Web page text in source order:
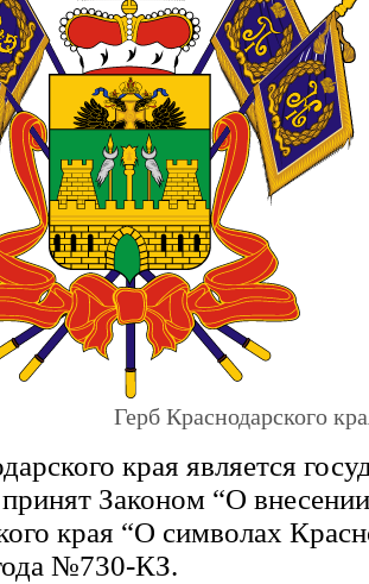
Герб Краснодарского
края является
Законом “О
края “О символах
№730-КЗ.